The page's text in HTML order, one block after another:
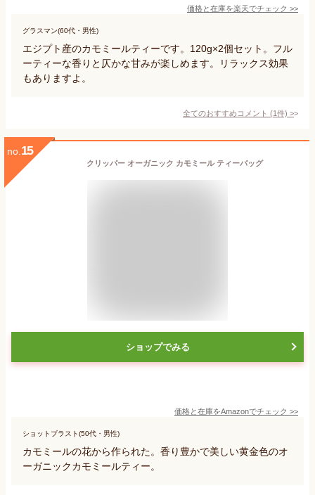
価格と在庫を楽天でチェック >>
グラスマン(60代・男性)
エジプト産のカモミールティーです。120g×2個セット。フル
ーティーな香りと仄かな甘みが楽しめます。リラックス効果
もありますよ。
全てのおすすめコメント (1件) >
no. 15
クリッパー オーガニック カモミール ティーバッグ
ショップでみる
価格と在庫をAmazonでチェック >>
ショットブラスト(50代・男性)
カモミールの花から作られた。香り豊かで美しい黄金色のオ
ーガニックカモミールティー。